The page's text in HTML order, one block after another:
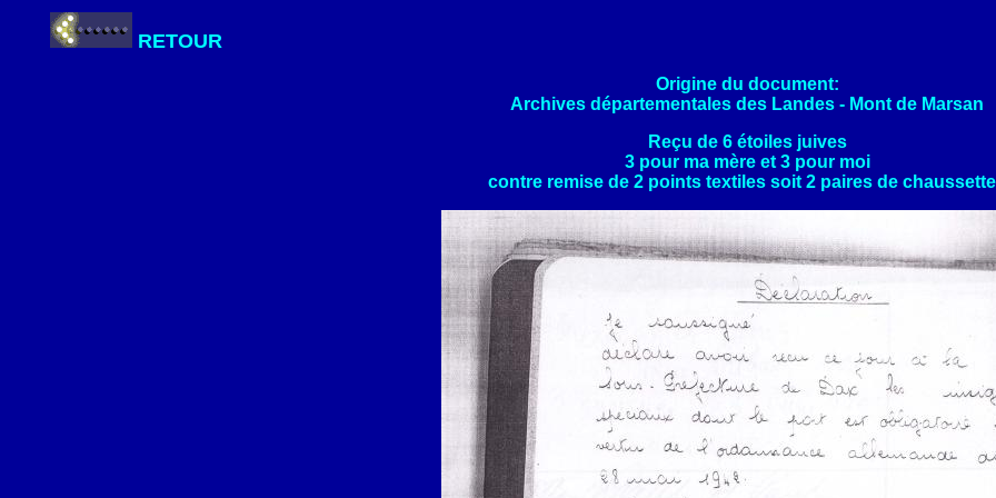
RETOUR
Origine du document:
Archives départementales des Landes - Mont de Marsan
Reçu de 6 étoiles juives
3 pour ma mère et 3 pour moi
contre remise de 2 points textiles soit 2 paires de